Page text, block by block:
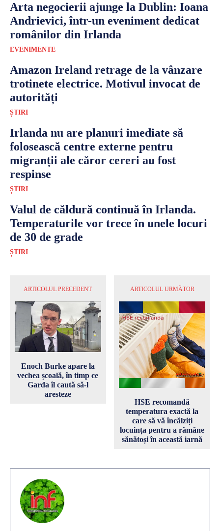
Arta negocierii ajunge la Dublin: Ioana
Andrievici, într-un eveniment dedicat
românilor din Irlanda
EVENIMENTE
Amazon Ireland retrage de la vânzare
trotinete electrice. Motivul invocat de
autorități
ȘTIRI
Irlanda nu are planuri imediate să
folosească centre externe pentru
migranții ale căror cereri au fost
respinse
ȘTIRI
Valul de căldură continuă în Irlanda.
Temperaturile vor trece în unele locuri
de 30 de grade
ȘTIRI
ARTICOLUL PRECEDENT
Enoch Burke apare la
vechea școală, în timp ce
Garda îl caută să-l
aresteze
ARTICOLUL URMĂTOR
HSE recomandă
temperatura exactă la
care să vă încălziți
locuința pentru a rămâne
sănătoși în această iarnă